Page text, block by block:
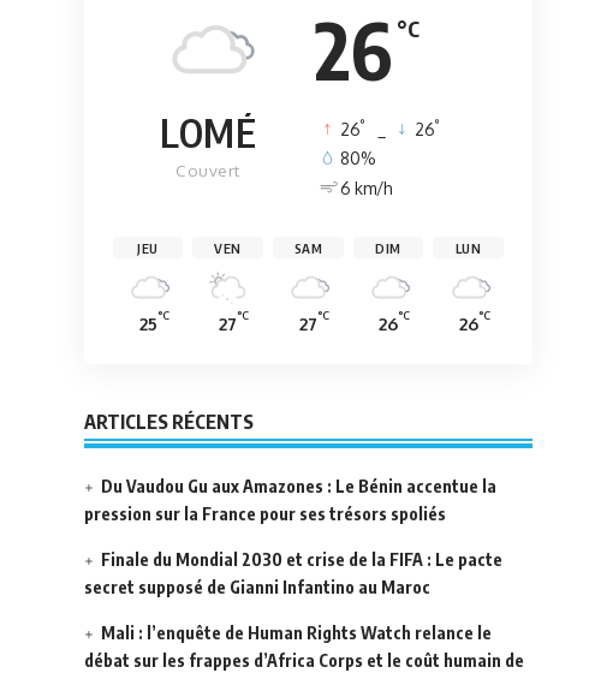
26 °C
LOMÉ
Couvert
26° 26°
80%
6 km/h
JEU
25°C
VEN
27°C
SAM
27°C
DIM
26°C
LUN
26°C
ARTICLES RÉCENTS
Du Vaudou Gu aux Amazones : Le Bénin accentue la
pression sur la France pour ses trésors spoliés
Finale du Mondial 2030 et crise de la FIFA : Le pacte
secret supposé de Gianni Infantino au Maroc
Mali : l’enquête de Human Rights Watch relance le
débat sur les frappes d’Africa Corps et le coût humain de